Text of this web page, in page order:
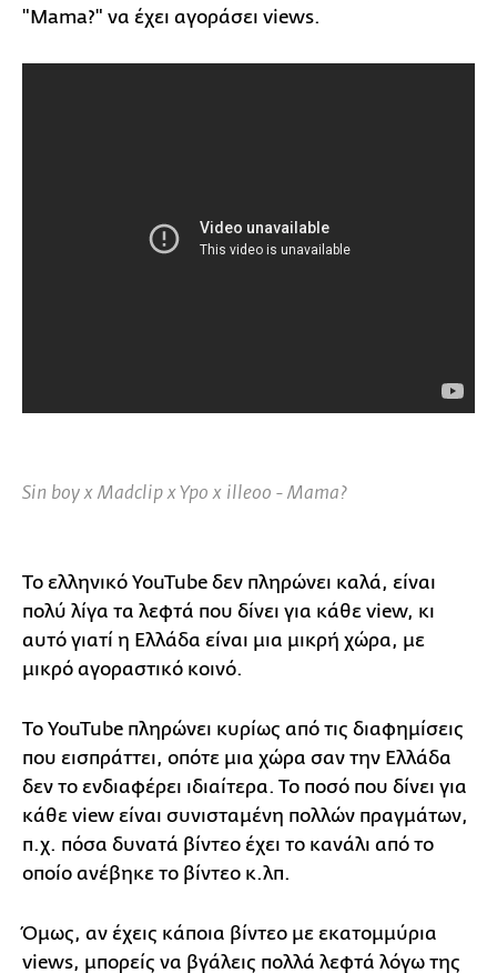
"Mama?" να έχει αγοράσει views.
Sin boy x Madclip x Ypo x illeoo - Mama?
Το ελληνικό YouTube δεν πληρώνει καλά, είναι
πολύ λίγα τα λεφτά που δίνει για κάθε view, κι
αυτό γιατί η Ελλάδα είναι μια μικρή χώρα, με
μικρό αγοραστικό κοινό.
Το YouTube πληρώνει κυρίως από τις διαφημίσεις
που εισπράττει, οπότε μια χώρα σαν την Ελλάδα
δεν τo ενδιαφέρει ιδιαίτερα. Το ποσό που δίνει για
κάθε view είναι συνισταμένη πολλών πραγμάτων,
π.χ. πόσα δυνατά βίντεο έχει το κανάλι από το
οποίο ανέβηκε το βίντεο κ.λπ.
Όμως, αν έχεις κάποια βίντεο με εκατομμύρια
views, μπορείς να βγάλεις πολλά λεφτά λόγω της